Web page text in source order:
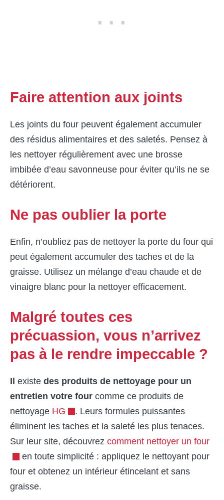
Faire attention aux joints
Les joints du four peuvent également accumuler
des résidus alimentaires et des saletés. Pensez à
les nettoyer régulièrement avec une brosse
imbibée d’eau savonneuse pour éviter qu’ils ne se
détériorent.
Ne pas oublier la porte
Enfin, n’oubliez pas de nettoyer la porte du four qui
peut également accumuler des taches et de la
graisse. Utilisez un mélange d’eau chaude et de
vinaigre blanc pour la nettoyer efficacement.
Malgré toutes ces
précuassion, vous n’arrivez
pas à le rendre impeccable ?
Il existe des produits de nettoyage pour un
entretien votre four comme ce produits de
nettoyage HG
. Leurs formules puissantes
éliminent les taches et la saleté les plus tenaces.
Sur leur site, découvrez comment nettoyer un four
en toute simplicité : appliquez le nettoyant pour
four et obtenez un intérieur étincelant et sans
graisse.